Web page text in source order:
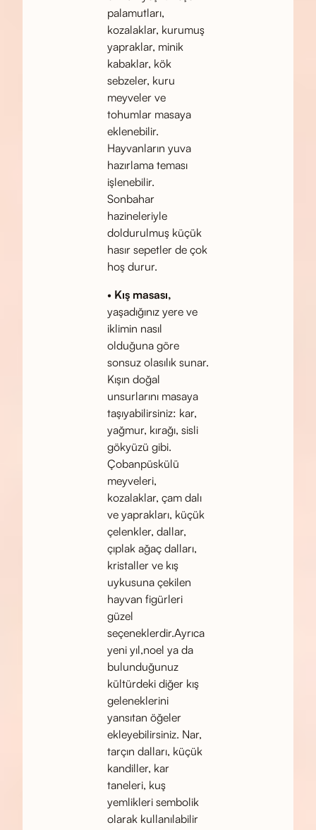
palamutları,
kozalaklar, kurumuş
yapraklar, minik
kabaklar, kök
sebzeler, kuru
meyveler ve
tohumlar masaya
eklenebilir.
Hayvanların yuva
hazırlama teması
işlenebilir.
Sonbahar
hazineleriyle
doldurulmuş küçük
hasır sepetler de çok
hoş durur.
• Kış masası,
yaşadığınız yere ve
iklimin nasıl
olduğuna göre
sonsuz olasılık sunar.
Kışın doğal
unsurlarını masaya
taşıyabilirsiniz: kar,
yağmur, kırağı, sisli
gökyüzü gibi.
Çobanpüskülü
meyveleri,
kozalaklar, çam dalı
ve yaprakları, küçük
çelenkler, dallar,
çıplak ağaç dalları,
kristaller ve kış
uykusuna çekilen
hayvan figürleri
güzel
seçeneklerdir.Ayrıca
yeni yıl,noel ya da
bulunduğunuz
kültürdeki diğer kış
geleneklerini
yansıtan öğeler
ekleyebilirsiniz. Nar,
tarçın dalları, küçük
kandiller, kar
taneleri, kuş
yemlikleri sembolik
olarak kullanılabilir